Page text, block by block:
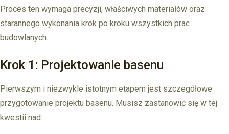
Proces ten wymaga precyzji, właściwych materiałów oraz
starannego wykonania krok po kroku wszystkich prac
budowlanych.
Krok 1: Projektowanie basenu
Pierwszym i niezwykle istotnym etapem jest szczegółowe
przygotowanie projektu basenu. Musisz zastanowić się w tej
kwestii nad: